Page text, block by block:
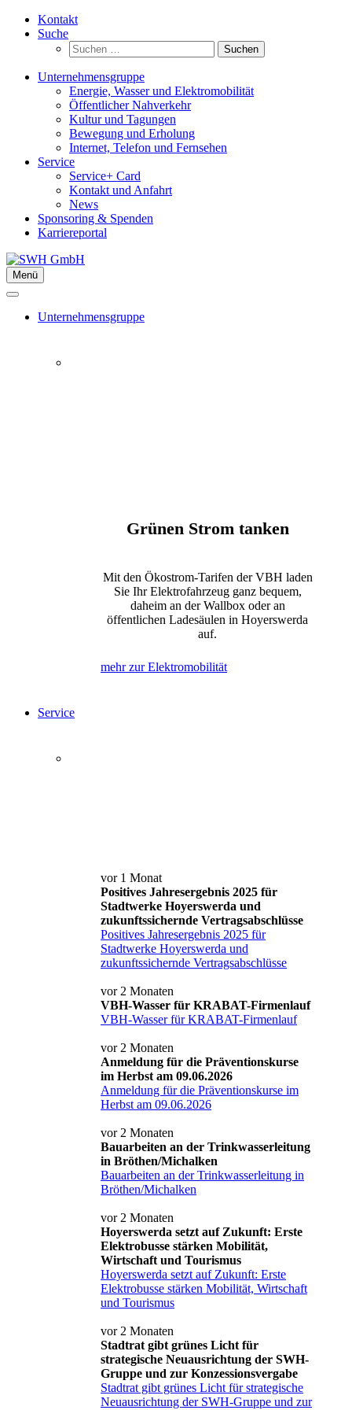
Zum
Inhalt
Kontakt
Suche
Suchen
nach:
Unternehmensgruppe
Energie, Wasser und Elektromobilität
Öffentlicher Nahverkehr
Kultur und Tagungen
Bewegung und Erholung
Internet, Telefon und Fernsehen
Service
Service+ Card
Kontakt und Anfahrt
News
Sponsoring & Spenden
Karriereportal
Menü
Unternehmensgruppe
Grünen Strom tanken
Mit den Ökostrom-Tarifen der VBH laden
Sie Ihr Elektrofahrzeug ganz bequem,
daheim an der Wallbox oder an
öffentlichen Ladesäulen in Hoyerswerda
auf.
mehr zur Elektromobilität
Service
vor 1 Monat
Positives Jahresergebnis 2025 für
Stadtwerke Hoyerswerda und
zukunftssichernde Vertragsabschlüsse
Positives Jahresergebnis 2025 für
Stadtwerke Hoyerswerda und
zukunftssichernde Vertragsabschlüsse
vor 2 Monaten
VBH-Wasser für KRABAT-Firmenlauf
VBH-Wasser für KRABAT-Firmenlauf
vor 2 Monaten
Anmeldung für die Präventionskurse
im Herbst am 09.06.2026
Anmeldung für die Präventionskurse im
Herbst am 09.06.2026
vor 2 Monaten
Bauarbeiten an der Trinkwasserleitung
in Bröthen/Michalken
Bauarbeiten an der Trinkwasserleitung in
Bröthen/Michalken
vor 2 Monaten
Hoyerswerda setzt auf Zukunft: Erste
Elektrobusse stärken Mobilität,
Wirtschaft und Tourismus
Hoyerswerda setzt auf Zukunft: Erste
Elektrobusse stärken Mobilität, Wirtschaft
und Tourismus
vor 2 Monaten
Stadtrat gibt grünes Licht für
strategische Neuausrichtung der SWH-
Gruppe und zur Konzessionsvergabe
Stadtrat gibt grünes Licht für strategische
Neuausrichtung der SWH-Gruppe und zur